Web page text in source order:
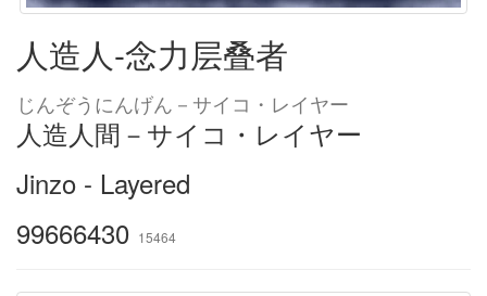
人造人-念力层叠者
じんぞうにんげん－サイコ・レイヤー
人造人間－サイコ・レイヤー
Jinzo - Layered
99666430 15464